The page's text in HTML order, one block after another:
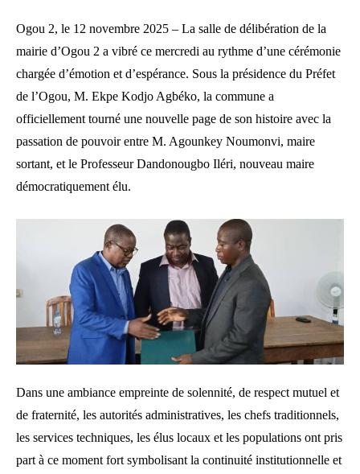
Ogou 2, le 12 novembre 2025 – La salle de délibération de la
mairie d’Ogou 2 a vibré ce mercredi au rythme d’une cérémonie
chargée d’émotion et d’espérance. Sous la présidence du Préfet
de l’Ogou, M. Ekpe Kodjo Agbéko, la commune a
officiellement tourné une nouvelle page de son histoire avec la
passation de pouvoir entre M. Agounkey Noumonvi, maire
sortant, et le Professeur Dandonougbo Iléri, nouveau maire
démocratiquement élu.
Dans une ambiance empreinte de solennité, de respect mutuel et
de fraternité, les autorités administratives, les chefs traditionnels,
les services techniques, les élus locaux et les populations ont pris
part à ce moment fort symbolisant la continuité institutionnelle et